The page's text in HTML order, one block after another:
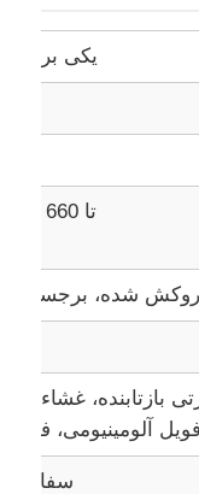
یکی براق،
تا 660 درجه سانتیگراد
روکش شده، برجسته،
بازتابنده، غشاء
فویل آلومینیومی، فویل
سفارشی